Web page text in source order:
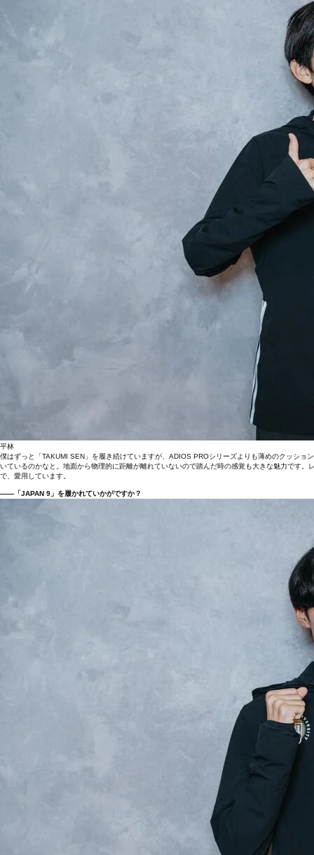
平林
僕はずっと「TAKUMI SEN」を履き続けていますが、ADIOS PROシリーズよりも薄めのクッシ
いているのかなと。地面から物理的に距離が離れていないので踏んだ時の感覚も大きな魅力です
で、愛用しています。
――「JAPAN 9」を履かれていかがですか？